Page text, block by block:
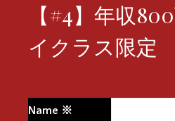
【#4】年収
イクラス限
Name ※